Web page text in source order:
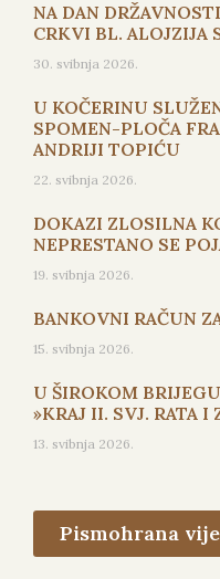
NA DAN
CRKVI BL. ALOJZIJA
30. svibnja 2026.
U KOČERINU
SPOMEN-PLOČA
ANDRIJI TOPIĆU
22. svibnja 2026.
DOKAZI ZLOSILNA
NEPRESTANO SE
19. svibnja 2026.
BANKOVNI RAČUN
15. svibnja 2026.
U ŠIROKOM
»KRAJ II. SVJ. RATA
13. svibnja 2026.
Pismohrana